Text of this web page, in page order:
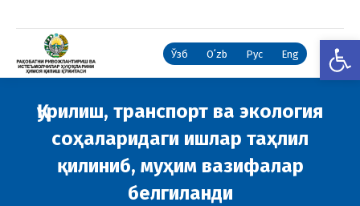
Ўзб Oʻzb Рус Eng
Қурилиш, транспорт ва экология
соҳаларидаги ишлар таҳлил
қилиниб, муҳим вазифалар
белгиланди